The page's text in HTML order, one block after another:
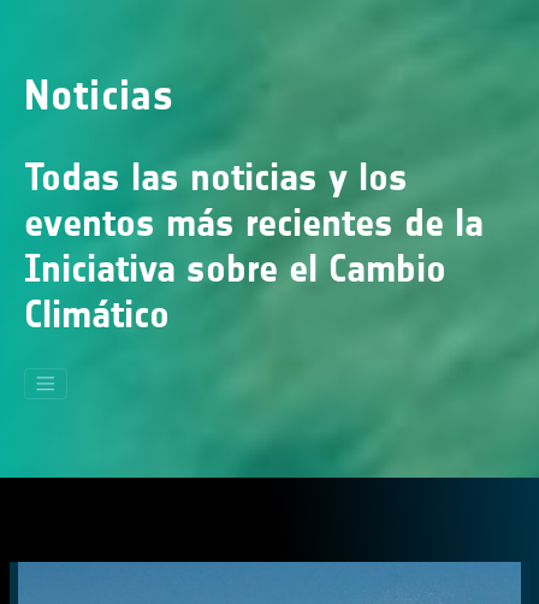
Noticias
Todas las noticias y los
eventos más recientes de la
Iniciativa sobre el Cambio
Climático